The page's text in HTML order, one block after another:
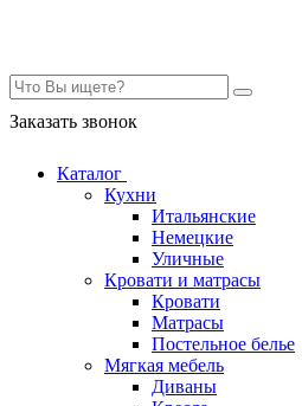
Заказать звонок
Каталог
Кухни
Итальянские
Немецкие
Уличные
Кровати и матрасы
Кровати
Матрасы
Постельное белье
Мягкая мебель
Диваны